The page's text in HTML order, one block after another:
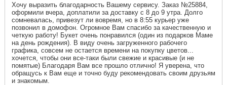
Хочу выразить благодарность Вашему сервису. Заказ №25884,
оформили вчера, доплатили за доставку с 8 до 9 утра. Долго
сомневалась, привезут ли вовремя, но в 8:55 курьер уже
позвонил в домофон. Огромное Вам спасибо за качественную и
четкую работу! Букет очень понравился (один из подарков Маме
на день рождения). В виду очень загруженного рабочего
графика, совсем не остается времени на покупку цветов...
хочется, чтобы они все-таки были свежие и красивые (и не
помятые) Благодаря Вам все прошло отлично! Я уверена, что
обращусь к Вам еще и точно буду рекомендовать своим друзьям
и знакомым.